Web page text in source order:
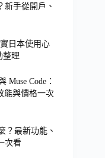
新手從開戶、
日本使用心
整理
Muse Code：
能與價格一次
？最新功能、
次看